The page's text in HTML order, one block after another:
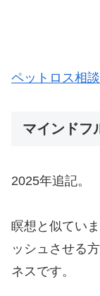
ペットロス相
マインドフ
2025年追記。
瞑想と似てい
ッシュさせる
ネスです。